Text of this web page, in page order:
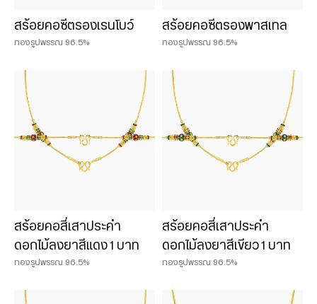
สร้อยคอซีตรองเรนโบว์
ทองรูปพรรณ 96.5%
สร้อยคอซีตรองพาสเทล
ทองรูปพรรณ 96.5%
สร้อยคอสี่เสาประคำ
ดอกไม้ลงยาสีแดง 1 บาท
ทองรูปพรรณ 96.5%
สร้อยคอสี่เสาประคำ
ดอกไม้ลงยาสีเขียว 1 บาท
ทองรูปพรรณ 96.5%